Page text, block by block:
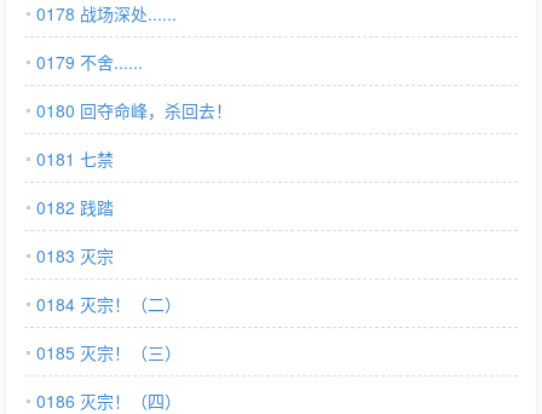
0178 战场深处......
0179 不舍......
0180 回夺命峰，杀回去！
0181 七禁
0182 践踏
0183 灭宗
0184 灭宗！（二）
0185 灭宗！（三）
0186 灭宗！（四）